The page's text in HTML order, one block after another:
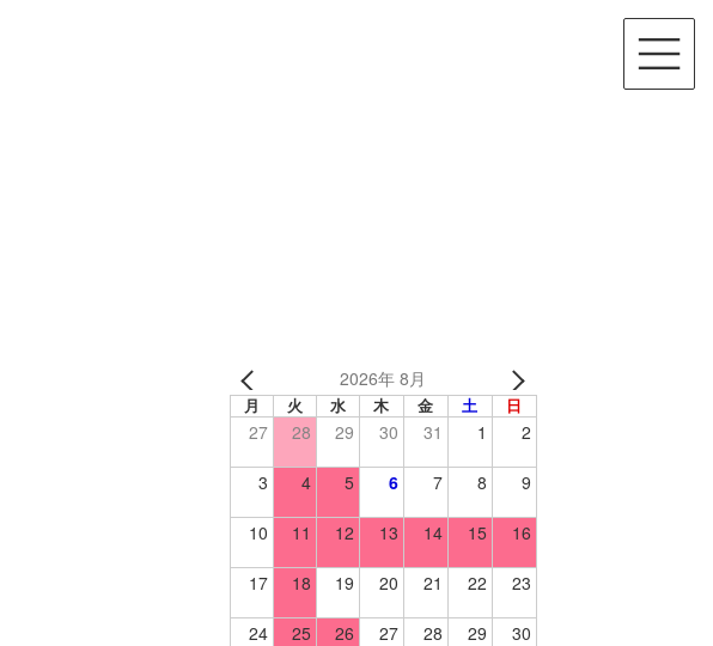
2026年 8月
月 火 水 木 金 土 日
27 28 29 30 31 1 2
3 4 5 6 7 8 9
10 11 12 13 14 15 16
17 18 19 20 21 22 23
24 25 26 27 28 29 30